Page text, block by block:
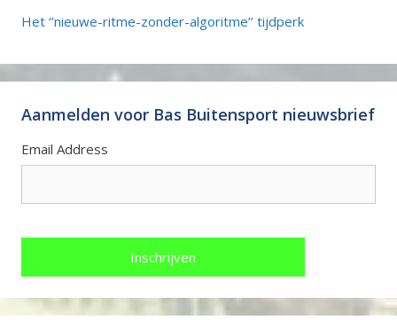
Het ‘’nieuwe-ritme-zonder-algoritme’’ tijdperk
Aanmelden voor Bas Buitensport nieuwsbrief
Email Address